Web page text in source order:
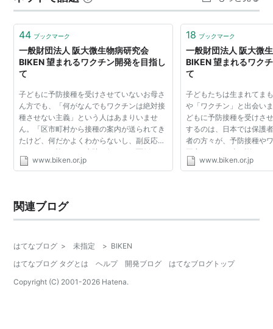
44 ブックマーク
一般財団法人 阪大微生物病研究会
BIKEN 望まれるワクチン開発を目指し
て
子どもに予防接種を受けさせていないお母さ
ん方でも、「何がなんでもワクチンは絶対接
種させない主義」という人はあまりいませ
ん。「区市町村から接種の案内が送られてき
たけど、何だかよくわからないし、副反応が
なんとなく怖いし、病院に行くのも面倒くさ
いから、なんとなく接種していない」という
www.biken.or.jp
18 ブックマーク
一般財団法人 阪大微
BIKEN 望まれるワク
て
子どもたちは生まれてま
や「ワクチン」と出会い
どもに予防接種を受けさ
するのは、日本では保護
者の方々が、予防接種や
不安になった時、悩んで
る確かな情報が必要です
www.biken.or.jp
関連ブログ
はてなブログ > 未指定 > BIKEN
はてなブログ タグとは
ヘルプ 開発ブログ
はてなブログトップ
Copyright (C) 2001-2026 Hatena.